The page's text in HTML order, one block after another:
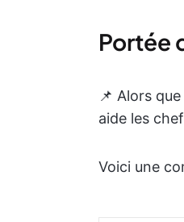
Portée
📌 Alors
aide les
Voici une